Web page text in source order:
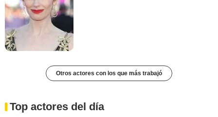
Otros actores con los que más trabajó
Top actores del día